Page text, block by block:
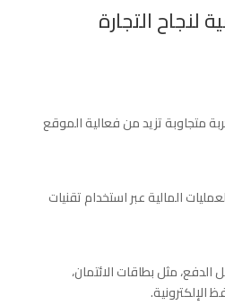
لنجاح التجارة
متجاوبة تزيد من فعالية الموقع
المالية عبر استخدام تقنيات
الدفع، مثل بطاقات الائتمان،
الإلكترونية.